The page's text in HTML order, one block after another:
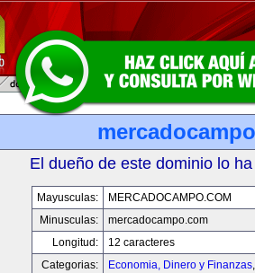
El dueño de este dominio lo
Mayusculas:
MERCADOCAMPO.COM
Minusculas:
mercadocampo.com
Longitud:
12 caracteres
Categorias:
Economia, Dinero y Finanzas